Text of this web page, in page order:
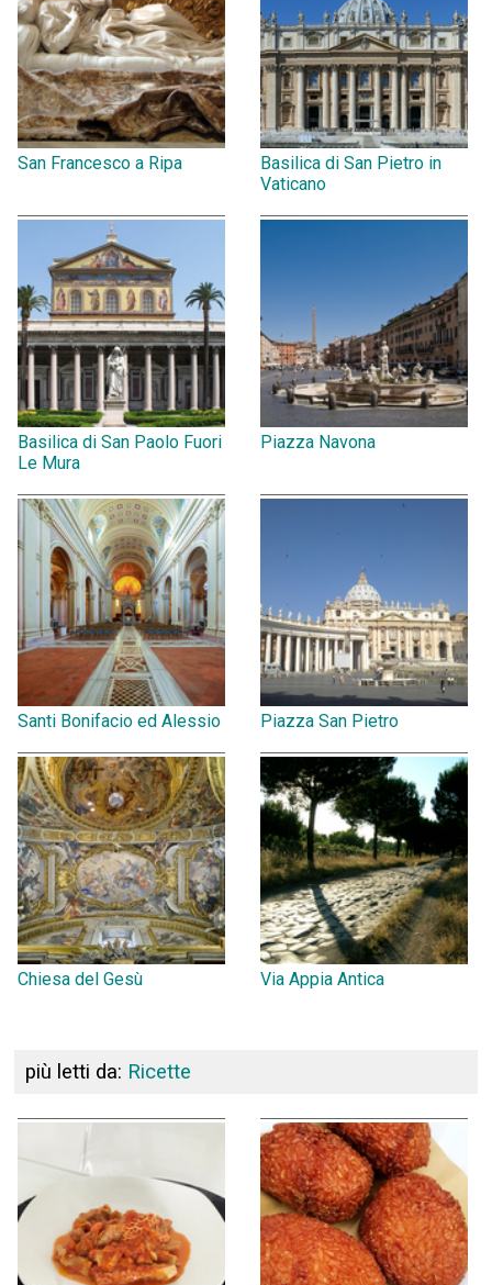
San Francesco a Ripa
Basilica di San Pietro in
Vaticano
Basilica di San Paolo Fuori
Le Mura
Piazza Navona
Santi Bonifacio ed Alessio Piazza San Pietro
Chiesa del Gesù Via Appia Antica
più letti da: Ricette